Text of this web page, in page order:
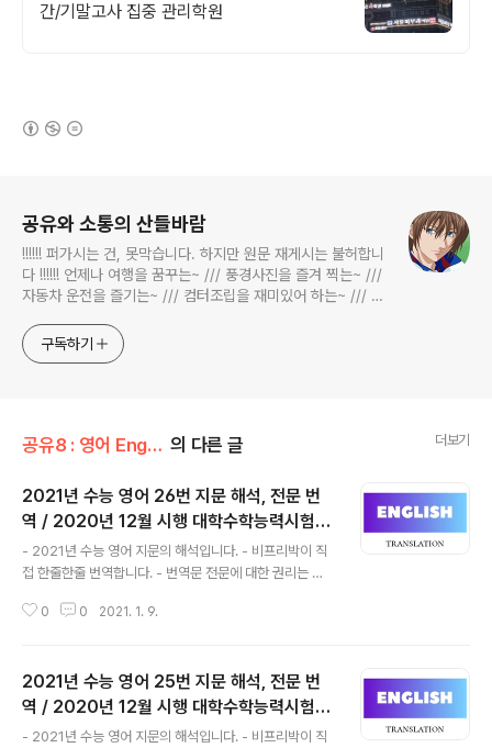
간/기말고사 집중 관리학원
공유와 소통의 산들바람
!!!!!! 퍼가시는 건, 못막습니다. 하지만 원문 재게시는 불허합니
다 !!!!!! 언제나 여행을 꿈꾸는~ /// 풍경사진을 즐겨 찍는~ ///
자동차 운전을 즐기는~ /// 컴터조립을 재미있어 하는~ /// 고
식하는 미드가 있는~ /// 사회적 이슈에 발언하는~ 不老巨
구독하기
공유8 : 영어 English/수능 영어 지문 해석 의 다른 글 더보기
2021년 수능 영어 26번 지문 해석, 전문 번
역 / 2020년 12월 시행 대학수학능력시험,
2021학년도 대수능 영어영역 외국어영역, 수
능 영어 지문 번역 전문 해석, English to Ko
rean translation
- 2021년 수능 영어 지문의 해석입니다. - 비프리박이 직
접 한줄한줄 번역합니다. - 번역문 전문에 대한 권리는 비
다. 2021학년도 수능 영어영역 지문 번역 ( 2020년 12월
자)는 20세기 가장 영향력 있는 경제학자 중의 한 사람이
었다. 1916년 코넬대학교에서 박사학위를 받은 후 나이트
는 코넬대학교, 아이오와대학교, 시카고대학교에서 가르쳤
0 0 2021. 1. 9.
2021년 수능 영어 25번 지문 해석, 전문 번
역 / 2020년 12월 시행 대학수학능력시험,
2021학년도 대수능 영어영역 외국어영역, 수
- 2021년 수능 영어 지문의 해석입니다. - 비프리박이 직